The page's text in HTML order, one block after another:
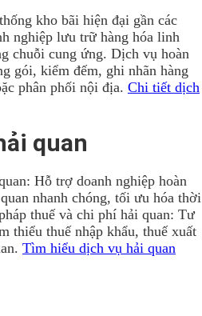
kho bãi hiện đại gần các
nghiệp lưu trữ hàng hóa linh
chuỗi cung ứng. Dịch vụ hoàn
gói, kiểm đếm, ghi nhãn hàng
phân phối nội địa. Chi tiết dịch
quan
Hỗ trợ doanh nghiệp hoàn
nhanh chóng, tối ưu hóa thời
thuế và chi phí hải quan: Tư
thiểu thuế nhập khẩu, thuế xuất
Tìm hiểu dịch vụ hải quan